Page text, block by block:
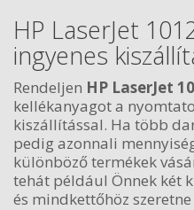
HP LaserJet
ingyenes
Rendeljen HP LaserJet
kellékanyagot a
kiszállítással. Ha több
pedig azonnali
különböző termékek
tehát például Önnek két
és mindkettőhöz